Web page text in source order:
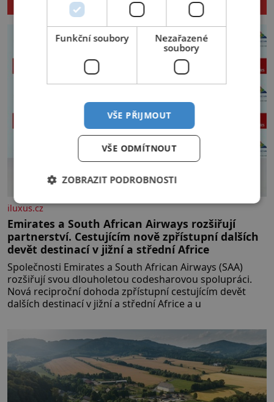
počínaje a vesničkou plnou
konče. Dokonce jsou tu i první
inkubátory. I s předčasně
narozenými dětmi! Novorozenci,
umístění ve zdejším zařízení, jsou
[…]
iluxus.cz
Emirates a South African Airways rozšiřují
partnerství. Cestujícím nově zpřístupní dalších
devět destinací v jižní a střední Africe
Společnosti Emirates a South African Airways (SAA)
rozšiřují svou dlouholetou codesharovou spolupráci.
Nová reciproční dohoda zpřístupní cestujícím devět
dalších destinací v jižní a střední Africe a u
Funkční soubory
Nezařazené
soubory
VŠE PŘIJMOUT
VŠE ODMÍTNOUT
ZOBRAZIT PODROBNOSTI